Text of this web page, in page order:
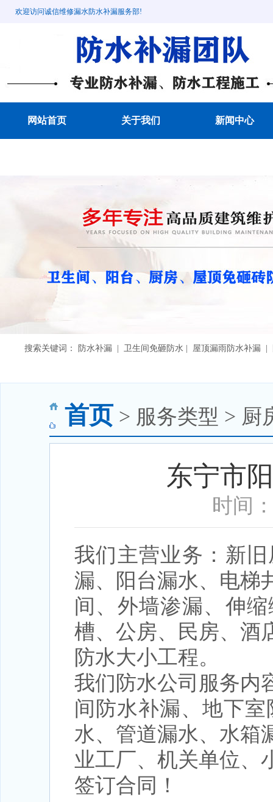
欢迎访问诚信维修漏水防水补漏服务部!
网站首页 关于我们 新闻中心
搜索关键词： 防水补漏 | 卫生间免砸防水 | 屋顶漏雨防水补漏
首页 > 服务类型 > 厨
东宁市
时间
我们主营业务：新
漏、阳台漏水、电梯
间、外墙渗漏、伸
槽、公房、民房、酒
防水大小工程。
我们防水公司服务内
间防水补漏、地下
水、管道漏水、水箱
业工厂、机关单位、
签订合同！